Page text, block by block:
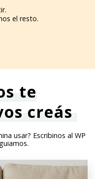
el resto.
te
creás
usar? Escribinos al WP